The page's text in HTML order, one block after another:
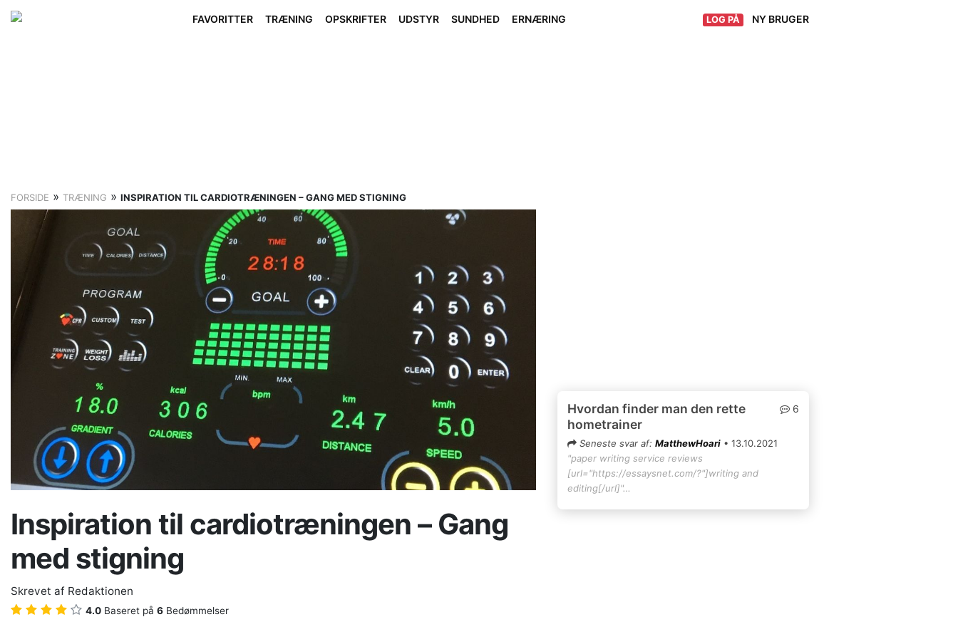
FORSIDE » TRÆNING » INSPIRATION TIL CARDIOTRÆNINGEN – GANG MED STIGNING
Inspiration til cardiotræningen – Gang
med stigning
Skrevet af Redaktionen
4.0 Baseret på 6 Bedømmelser
Hvordan finder man den rette
hometrainer
6
Seneste svar af: MatthewHoari• 13.10.2021
"paper writing service reviews
[url="https://essaysnet.com/?"]writing and
editing[/url]"…
FAVORITTER TRÆNING OPSKRIFTER UDSTYR SUNDHED ERNÆRING NY BRUGER
LOG PÅ